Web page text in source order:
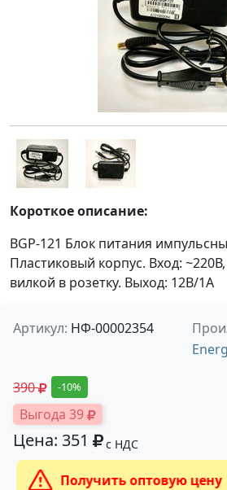
Короткое описание:
BGP-121 Блок питания
Пластиковый корпус. Вход:
вилкой в розетку. Выход: 12В/1А
Артикул: НФ-00002354
390 -10%
Выгода 39
Цена: 351 с НДС
Получить